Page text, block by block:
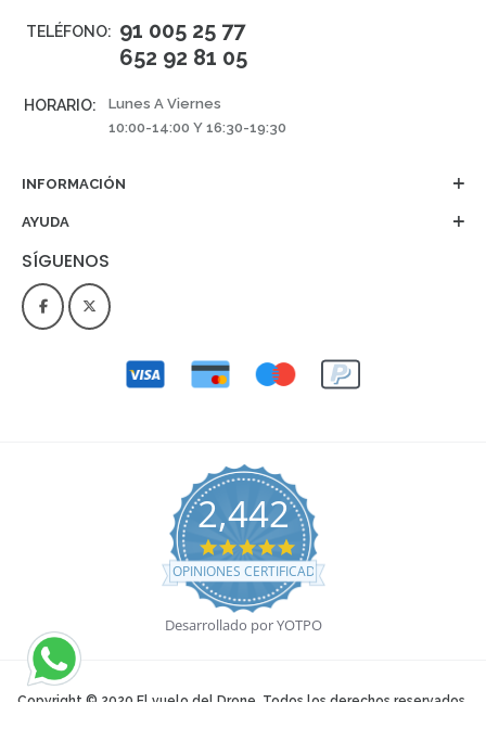
TELÉFONO: 91 005 25 77
652 92 81 05
HORARIO:
Lunes A Viernes
10:00-14:00 Y 16:30-19:30
INFORMACIÓN
AYUDA
SÍGUENOS
2,442
4.9 star rating
OPINIONES CERTIFICADAS
Desarrollado por YOTPO
Copyright © 2020 El vuelo del Drone. Todos los derechos reservados.